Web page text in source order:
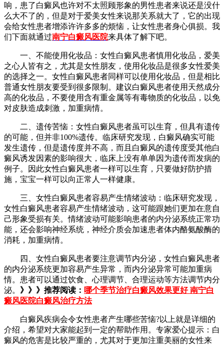
响，患了白癜风也许对不太照顾形象的男性患者来说还是没什
么大不了的，但是对于爱美女性来说那关系就大了，它的出现
会给女性患者增添许许多多的烦恼，让女性患者身心俱损。我
们下面就通过南宁白癜风医院来具体了解下吧。
一、不能使用化妆品：女性白癜风患者慎用化妆品，爱美
之心人皆有之，尤其是女性朋友，使用化妆品是很多女性爱美
的选择之一。女性白癜风患者同样可以使用化妆品，但是相比
普通女性朋友要受到很多限制。建议白癜风患者使用天然成分
高的化妆品，不要使用含有重金属等有毒物质的化妆品，以免
对皮肤造成刺激，加重病情。
二、遗传苦恼：女性白癜风患者虽可以生育，但具有遗传
的可能，但并非100%遗传。临床研究发现，白癜风确实可能
发生遗传，但是遗传度并不高，而且白癜风的遗传度受其他白
癜风诱发因素的影响很大，临床上没有单单因为遗传而发病的
例子。因此女性白癜风患者一样可以生育，只要做好防护措
施，宝宝一样可以向正常人一样健康。
三、女性白癜风患者容易产生情绪波动：临床研究发现，
女性白癜风患者容易产生情绪波动，这可能跟她们更加在意自
己形象受损有关。情绪波动可能影响患者的内分泌系统正常功
能，还会影响神经系统，神经介质会加速患者体内酪氨酸酶的
消耗，加重病情。
四、女性白癜风患者要注意调节内分泌，女性白癜风患者
的内分泌系统更加容易产生异常，而内分泌异常可能加重病
情。患者可以通过饮食、心理调节、合理运动等方法调节内分
泌。 》》》推荐阅读： 哪个季节治疗白癜风效果更好 南宁白
癜风医院白癜风治疗方法
白癜风疾病会令女性患者产生哪些苦恼?以上就是详细的
介绍，希望对大家能起到一定的帮助作用。专家爱心提示：白
癜风的危害是比较严重的，尤其对于更加注重美丽的女性来